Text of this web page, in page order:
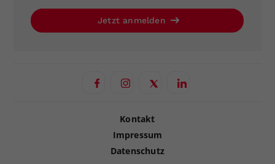
Jetzt anmelden
Kontakt
Impressum
Datenschutz